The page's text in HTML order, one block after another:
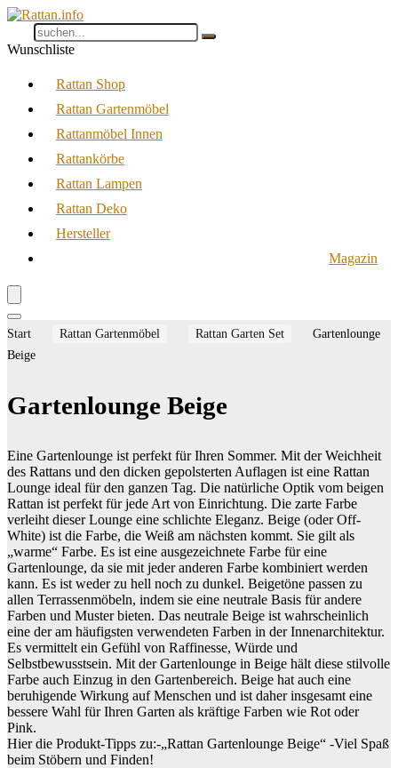
Wunschliste
Rattan Shop
Rattan Gartenmöbel
Rattanmöbel Innen
Rattankörbe
Rattan Lampen
Rattan Deko
Hersteller
Magazin
Start Rattan Gartenmöbel Rattan Garten Set
Gartenlounge
Beige
Gartenlounge Beige
Eine Gartenlounge ist perfekt für Ihren Sommer. Mit der Weichheit
des Rattans und den dicken gepolsterten Auflagen ist eine Rattan
Lounge ideal für den ganzen Tag. Die natürliche Optik vom beigen
Rattan ist perfekt für jede Art von Einrichtung. Die zarte Farbe
verleiht dieser Lounge eine schlichte Eleganz. Beige (oder Off-
White) ist die Farbe, die Weiß am nächsten kommt. Sie gilt als
„warme“ Farbe. Es ist eine ausgezeichnete Farbe für eine
Gartenlounge, da sie mit jeder anderen Farbe kombiniert werden
kann. Es ist weder zu hell noch zu dunkel. Beigetöne passen zu
allen Terrassenmöbeln, indem sie eine neutrale Basis für andere
Farben und Muster bieten. Das neutrale Beige ist wahrscheinlich
eine der am häufigsten verwendeten Farben in der Innenarchitektur.
Es vermittelt ein Gefühl von Raffinesse, Würde und
Selbstbewusstsein. Mit der Gartenlounge in Beige hält diese stilvolle
Farbe auch Einzug in den Gartenbereich. Beige hat auch eine
beruhigende Wirkung auf Menschen und ist daher insgesamt eine
bessere Wahl für Ihren Garten als kräftige Farben wie Rot oder
Pink.
Hier die Produkt-Tipps zu:-„Rattan Gartenlounge Beige“ -Viel Spaß
beim Stöbern und Finden!